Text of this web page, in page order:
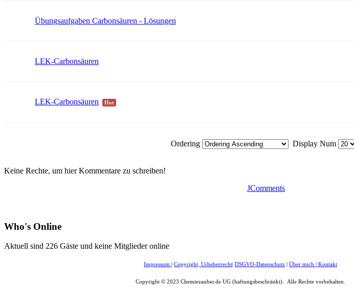
Übungsaufgaben Carbonsäuren - Lösungen
LEK-Carbonsäuren
LEK-Carbonsäuren Hot
Ordering Display Num
Keine Rechte, um hier Kommentare zu schreiben!
JComments
Who's Online
Aktuell sind 226 Gäste und keine Mitglieder online
Impressum Copyright, Urheberrecht DSGVO-Datenschutz Über mich Kontakt
Copyright © 2023 Chemiezauber.de UG (haftungsbeschränkt). Alle Rechte vorbehalten.